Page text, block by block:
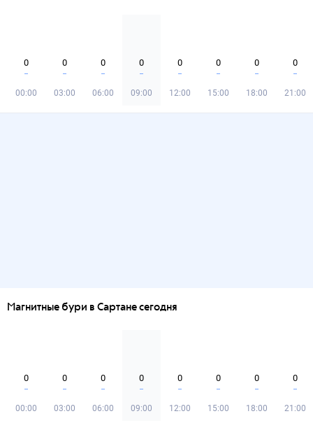
0
00:00
0
03:00
0
06:00
0
09:00
0
12:00
0
15:00
0
18:00
0
21:00
Магнитные бури в Сартане сегодня
0
00:00
0
03:00
0
06:00
0
09:00
0
12:00
0
15:00
0
18:00
0
21:00